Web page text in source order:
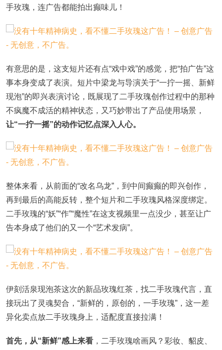
手玫瑰，连广告都能拍出癫味儿！
有意思的是，这支短片还有点“戏中戏”的感觉，把“拍广告”这
事本身变成了表演。短片中梁龙与导演关于“一拧一摇、新鲜
现泡”的即兴表演讨论，既展现了二手玫瑰创作过程中的那种
不疯魔不成活的精神状态，又巧妙带出了产品使用场景，
让“一拧一摇”的动作记忆点深入人心。
整体来看，从前面的“改名乌龙”，到中间癫癫的即兴创作，
再到最后的高能反转，整个短片和二手玫瑰风格深度绑定。
二手玫瑰的“妖”“作”“魔性”在这支视频里一点没少，甚至让广
告本身成了他们的又一个“艺术发病”。
伊刻活泉现泡茶这次的新品玫瑰红茶，找二手玫瑰代言，直
接玩出了灵魂契合，“新鲜的，原创的，一手玫瑰”，这一差
异化卖点放二手玫瑰身上，适配度直接拉满！
首先，从“新鲜”感上来看 ，二手玫瑰啥画风？彩妆、貂皮、